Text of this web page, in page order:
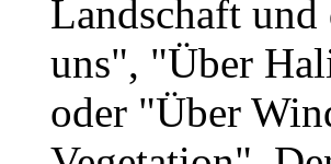
Landschaft
uns", "Über
oder "Über